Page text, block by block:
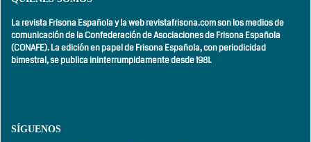
La revista Frisona Española y la web revistafrisona.com son los medios de
comunicación de la Confederación de Asociaciones de Frisona Española
(CONAFE). La edición en papel de Frisona Española, conperiodicidad
bimestral,se publica ininterrumpidamente desde 1981.
SÍGUENOS